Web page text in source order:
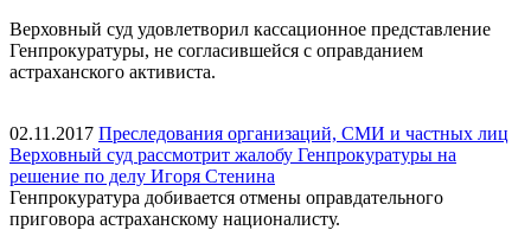
Верховный суд удовлетворил кассационное представление
Генпрокуратуры, не согласившейся с оправданием
астраханского активиста.
02.11.2017 Преследования организаций, СМИ и частных лиц
Верховный суд рассмотрит жалобу Генпрокуратуры на
решение по делу Игоря Стенина
Генпрокуратура добивается отмены оправдательного
приговора астраханскому националисту.